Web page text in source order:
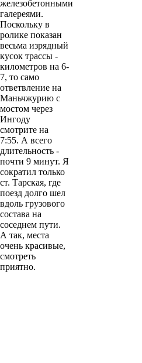
железобетонными
галереями.
Поскольку в
ролике показан
весьма изрядный
кусок трассы -
километров на 6-
7, то само
ответвление на
Маньчжурию с
мостом через
Ингоду
смотрите на
7:55. А всего
длительность -
почти 9 минут. Я
сократил только
ст. Тарская, где
поезд долго шел
вдоль грузового
состава на
соседнем пути.
А так, места
очень красивые,
смотреть
приятно.